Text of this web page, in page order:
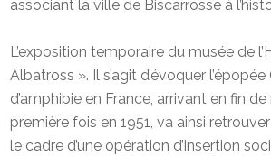
associant la ville de Biscarrosse à
L’exposition temporaire du musée de
Albatross ». Il s’agit d’évoquer
d’amphibie en France, arrivant en fin
première fois en 1951, va ainsi
le cadre d’une opération d’insertion